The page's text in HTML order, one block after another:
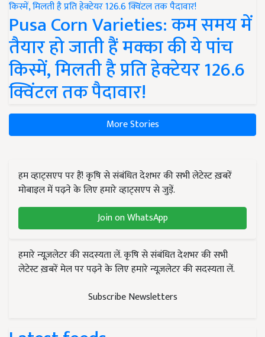
Pusa Corn Varieties: कम समय में
तैयार हो जाती हैं मक्का की ये पांच
किस्में, मिलती है प्रति हेक्टेयर 126.6
क्विंटल तक पैदावार!
More Stories
हम व्हाट्सएप पर हैं! कृषि से संबंधित देशभर की सभी लेटेस्ट ख़बरें
मोबाइल में पढ़ने के लिए हमारे व्हाट्सएप से जुड़ें.
Join on WhatsApp
हमारे न्यूज़लेटर की सदस्यता लें. कृषि से संबंधित देशभर की सभी
लेटेस्ट ख़बरें मेल पर पढ़ने के लिए हमारे न्यूज़लेटर की सदस्यता लें.
Subscribe Newsletters